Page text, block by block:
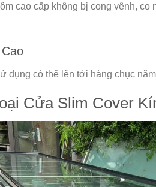
cao cấp không bị cong vênh,
dụng có thể lên tới hàng chục
Cửa Slim Cover